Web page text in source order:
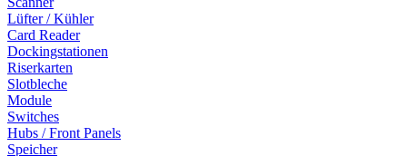
Lüfter / Kühler
Card Reader
Dockingstationen
Riserkarten
Slotbleche
Module
Switches
Hubs / Front Panels
Speicher